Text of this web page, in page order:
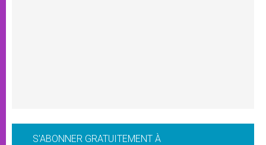
S'ABONNER GRATUITEMENT À